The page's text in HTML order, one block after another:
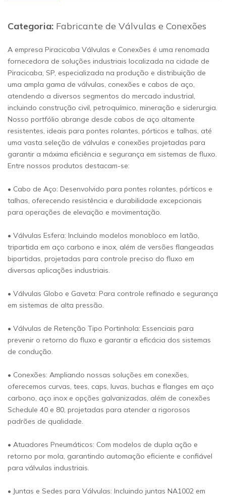
Categoria: Fabricante de Válvulas e Conexões
A empresa Piracicaba Válvulas e Conexões é uma renomada
fornecedora de soluções industriais localizada na cidade de
Piracicaba, SP, especializada na produção e distribuição de
uma ampla gama de válvulas, conexões e cabos de aço,
atendendo a diversos segmentos do mercado industrial,
incluindo construção civil, petroquímico, mineração e siderurgia.
Nosso portfólio abrange desde cabos de aço altamente
resistentes, ideais para pontes rolantes, pórticos e talhas, até
uma vasta seleção de válvulas e conexões projetadas para
garantir a máxima eficiência e segurança em sistemas de fluxo.
Entre nossos produtos destacam-se:
• Cabo de Aço: Desenvolvido para pontes rolantes, pórticos e
talhas, oferecendo resistência e durabilidade excepcionais
para operações de elevação e movimentação.
• Válvulas Esfera: Incluindo modelos monobloco em latão,
tripartida em aço carbono e inox, além de versões flangeadas
bipartidas, projetadas para controle preciso do fluxo em
diversas aplicações industriais.
• Válvulas Globo e Gaveta: Para controle refinado e segurança
em sistemas de alta pressão.
• Válvulas de Retenção Tipo Portinhola: Essenciais para
prevenir o retorno do fluxo e garantir a eficácia dos sistemas
de condução.
• Conexões: Ampliando nossas soluções em conexões,
oferecemos curvas, tees, caps, luvas, buchas e flanges em aço
carbono, aço inox e opções galvanizadas, além de conexões
Schedule 40 e 80, projetadas para atender a rigorosos
padrões de qualidade.
• Atuadores Pneumáticos: Com modelos de dupla ação e
retorno por mola, garantindo automação eficiente e confiável
para válvulas industriais.
• Juntas e Sedes para Válvulas: Incluindo juntas NA1002 em